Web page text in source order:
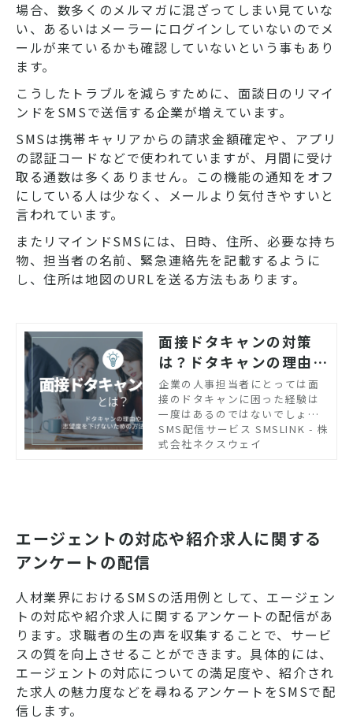
場合、数多くのメルマガに混ざってしまい見ていな
い、あるいはメーラーにログインしていないのでメ
ールが来ているかも確認していないという事もあり
ます。
こうしたトラブルを減らすために、面談日のリマイ
ンドをSMSで送信する企業が増えています。
SMSは携帯キャリアからの請求金額確定や、アプリ
の認証コードなどで使われていますが、月間に受け
取る通数は多くありません。この機能の通知をオフ
にしている人は少なく、メールより気付きやすいと
言われています。
またリマインドSMSには、日時、住所、必要な持ち
物、担当者の名前、緊急連絡先を記載するように
し、住所は地図のURLを送る方法もあります。
面接ドタキャンの対策
は？ドタキャンの理由や
志望度を下げないための
方法も解説
企業の人事担当者にとっては面
接のドタキャンに困った経験は
一度はあるのではないでしょう
か？この記事では、面接ドタキ
ャンの対策を解説します。ドタ
ので、ぜひ参考にしてみてくだ
さい。
SMS配信サービス SMSLINK - 株
式会社ネクスウェイ
エージェントの対応や紹介求人に関する
アンケートの配信
人材業界におけるSMSの活用例として、エージェン
トの対応や紹介求人に関するアンケートの配信があ
ります。求職者の生の声を収集することで、サービ
スの質を向上させることができます。具体的には、
エージェントの対応についての満足度や、紹介され
た求人の魅力度などを尋ねるアンケートをSMSで配
信します。